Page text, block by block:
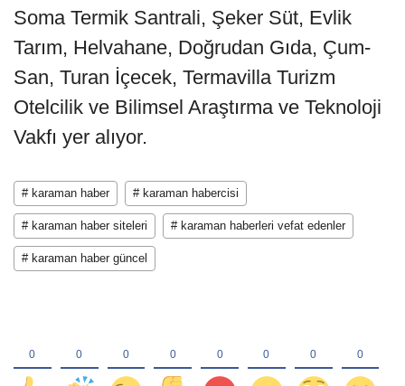
Soma Termik Santrali, Şeker Süt, Evlik
Tarım, Helvahane, Doğrudan Gıda, Çum-
San, Turan İçecek, Termavilla Turizm
Otelcilik ve Bilimsel Araştırma ve Teknoloji
Vakfı yer alıyor.
# karaman haber # karaman habercisi
# karaman haber siteleri # karaman haberleri vefat edenler
# karaman haber güncel